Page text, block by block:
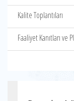
Kalite Toplantıları
Faaliyet Kanıtları ve